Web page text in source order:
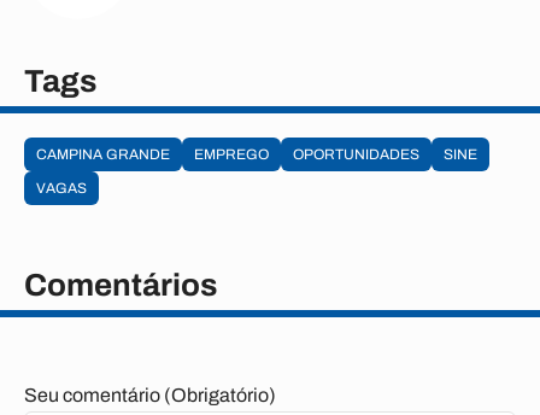
Tags
CAMPINA GRANDE EMPREGO OPORTUNIDADES
SINE
VAGAS
Comentários
Seu comentário (Obrigatório)